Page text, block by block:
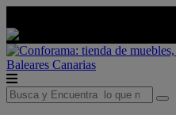
Baleares Canarias